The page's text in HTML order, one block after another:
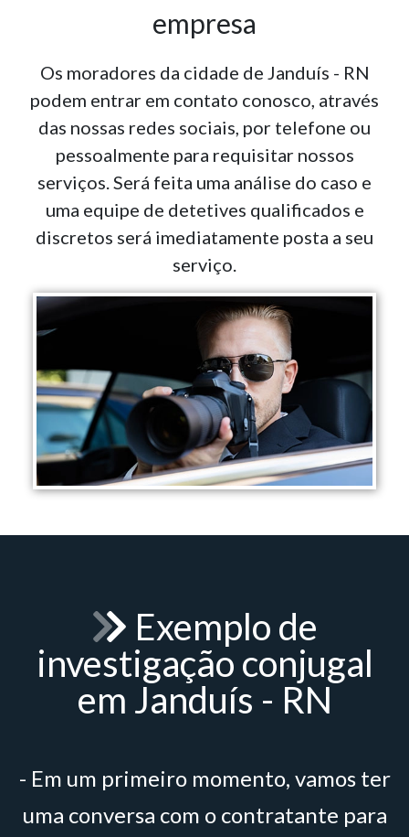
empresa
Os moradores da cidade de Janduís - RN
podem entrar em contato conosco, através
das nossas redes sociais, por telefone ou
pessoalmente para requisitar nossos
serviços. Será feita uma análise do caso e
uma equipe de detetives qualificados e
discretos será imediatamente posta a seu
serviço.
Exemplo de
investigação conjugal
em Janduís - RN
- Em um primeiro momento, vamos ter
uma conversa com o contratante para